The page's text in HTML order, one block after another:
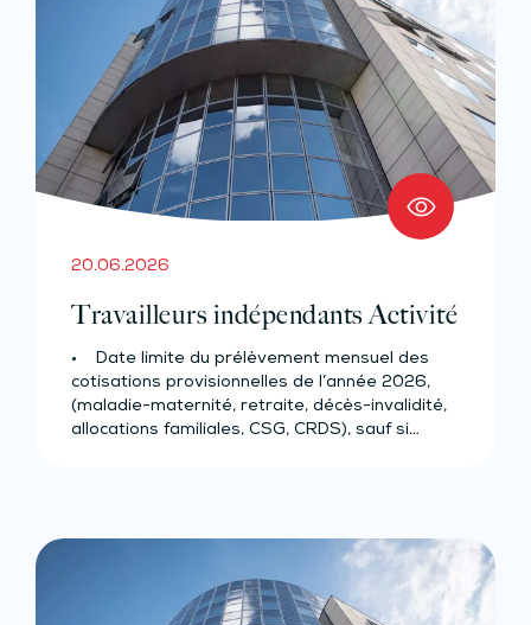
20.06.2026
Travailleurs indépendants Activité
• Date limite du prélèvement mensuel des
cotisations provisionnelles de l’année 2026,
(maladie-maternité, retraite, décès-invalidité,
allocations familiales, CSG, CRDS), sauf si…